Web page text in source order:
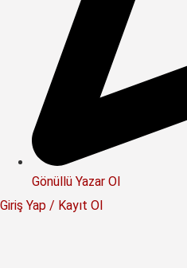
Gönüllü Yazar Ol
Giriş Yap / Kayıt Ol